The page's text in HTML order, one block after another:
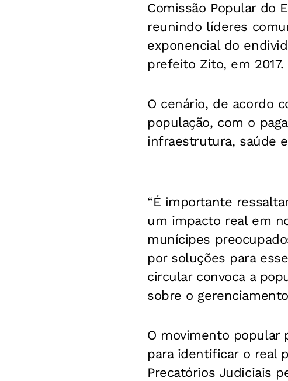
Comissão Popular do
reunindo líderes
exponencial do
prefeito Zito, em 2017.
O cenário, de acordo
população, com o
infraestrutura, saúde
“É importante
um impacto real em
munícipes
por soluções para
circular convoca a
sobre o
O movimento popular
para identificar o real
Precatórios Judiciais